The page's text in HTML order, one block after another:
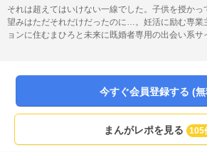
それは超えてはいけない一線でした。子供を授か
望みはただそれだけだったのに…。妊活に励む専業
ョンに住むまひろと未来に既婚者専用の出会い系
でサイトをのぞくと、そこにも同じように不妊で
で話をした『HIRO』という男性に会う事になった
るなり豹変！！更にはその時の裸の写真で脅され
『HIRO』から逃れる方法をまひろ、未来と模索し
かった事態が起こり、真由に更なる悲劇が襲い掛
今すぐ会員登録する (
まんがレポを見る 105